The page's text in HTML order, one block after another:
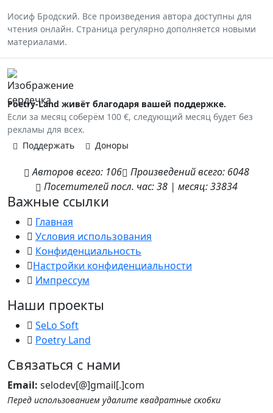
Иосиф Бродский. Все произведения автора доступны для
чтения онлайн. Страница регулярно дополняется новыми
материалами.
Poetry-Land живёт благодаря вашей поддержке.
Если за месяц соберём 100 €, следующий месяц будет без
рекламы для всех.
Поддержать
Доноры
Автороввсего: 106 Произведенийвсего: 6048
Посетителейпосл. час:38 | месяц:33834
Важные ссылки
Главная
Условия использования
Конфиденциальность
Настройки конфиденциальности
Импрессум
Наши проекты
SeLo Soft
Poetry Land
Связаться с нами
Email: selodev[@]gmail[.]com
Перед использованием удалите квадратные скобки